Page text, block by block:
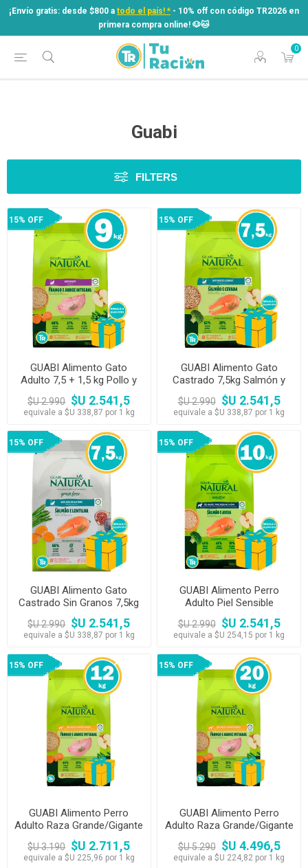
¡Envío gratis: desde $800 a todo el país! * - 10% off con código TR2026 en
primera compra online! ​🐶​🐱
0
¡Envío gratis: desde $800 atodo el país! *
- 10% off con código TR2026 en
primera compra online! ​🐶​🐱
Guabi
FILTERS
15% OFF
GUABI Alimento Gato
Adulto 7,5 + 1,5 kg Pollo y
Arroz Integral
$U 2.990 $U 2.541,5
equivale a $U 338,87 por 1 kg
15% OFF
GUABI Alimento Gato
Castrado 7,5kg Salmón y
Cebada
$U 2.990 $U 2.541,5
equivale a $U 338,87 por 1 kg
15% OFF
GUABI Alimento Gato
Castrado Sin Granos 7,5kg
Salmon y Lentejas
$U 2.990 $U 2.541,5
equivale a $U 338,87 por 1 kg
15% OFF
GUABI Alimento Perro
Adulto Piel Sensible
Peq/Med 10.1kg Salmón y
Avena
$U 2.990 $U 2.541,5
equivale a $U 254,15 por 1 kg
15% OFF
GUABI Alimento Perro
Adulto Raza Grande/Gigante
12kg Pollo y Arroz Integral
$U 3.190 $U 2.711,5
equivale a $U 225,96 por 1 kg
15% OFF
GUABI Alimento Perro
Adulto Raza Grande/Gigante
20 kg Pollo y Arroz Integral
$U 5.290 $U 4.496,5
equivale a $U 224,82 por 1 kg